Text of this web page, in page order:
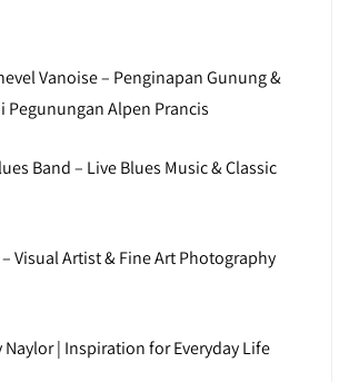
Vanoise – Penginapan Gunung &
Pegunungan Alpen Prancis
Band – Live Blues Music & Classic
Visual Artist & Fine Art Photography
| Inspiration for Everyday Life